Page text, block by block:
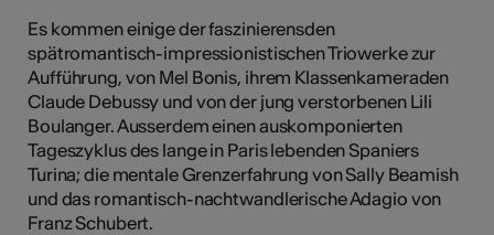
Es kommen einige der faszinierensden
spätromantisch-impressionistischen Triowerke zur
Aufführung, von Mel Bonis, ihrem Klassenkameraden
Claude Debussy und von der jung verstorbenen Lili
Boulanger. Ausserdem einen auskomponierten
Tageszyklus des lange in Paris lebenden Spaniers
Turina; die mentale Grenzerfahrung von Sally Beamish
und das romantisch-nachtwandlerische Adagio von
Franz Schubert.